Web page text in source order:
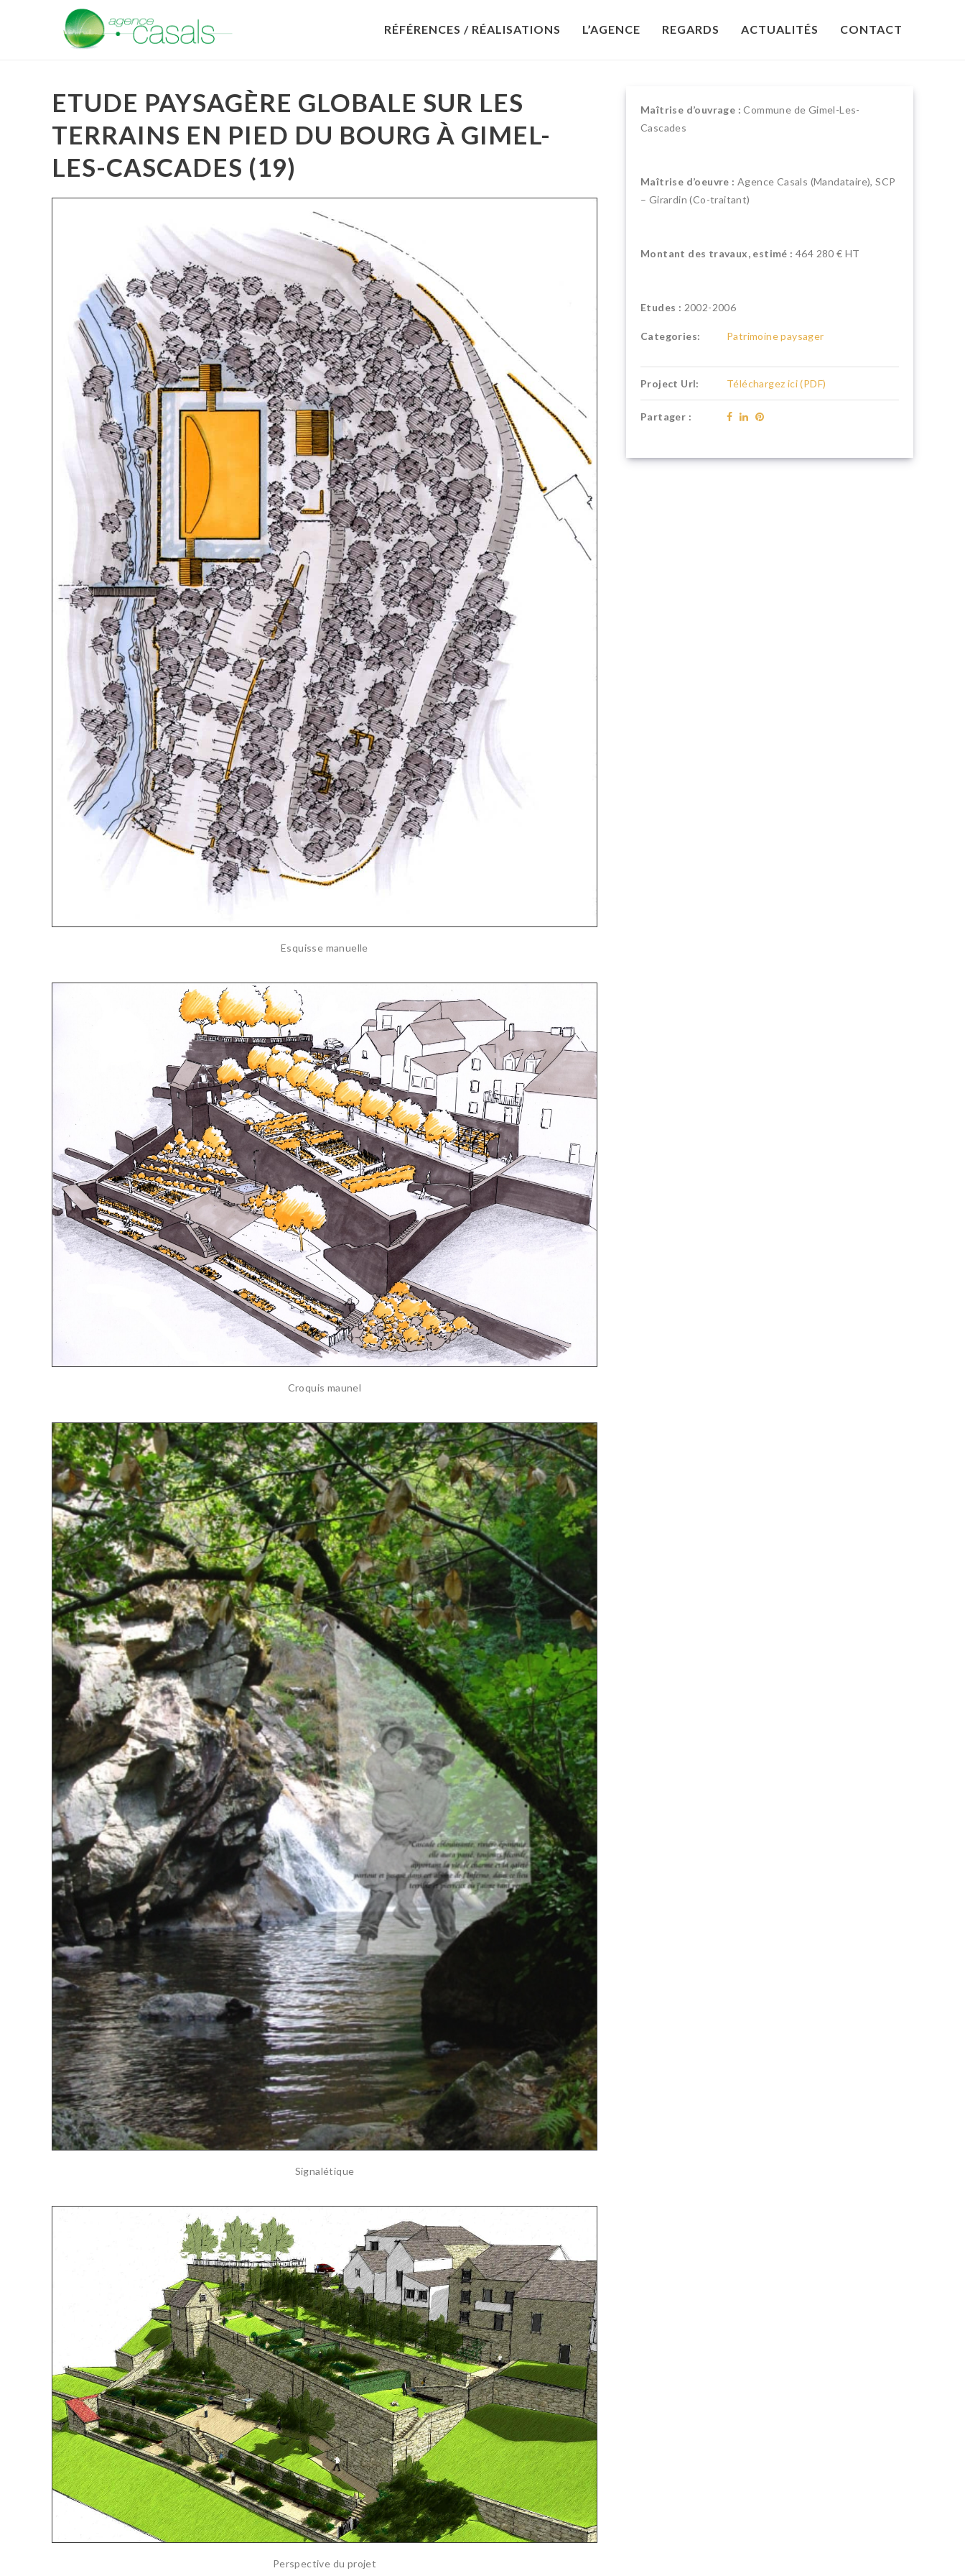
RÉFÉRENCES / RÉALISATIONS L’AGENCE REGARDS ACTUALITÉS CONTACT
ETUDE PAYSAGÈRE GLOBALE SUR LES
TERRAINS EN PIED DU BOURG À GIMEL-
LES-CASCADES (19)
Esquisse manuelle
Croquis maunel
Signalétique
Perspective du projet
Maîtrise d’ouvrage : Commune de Gimel-Les-
Cascades
Maîtrise d’oeuvre : Agence Casals (Mandataire), SCP
– Girardin (Co-traitant)
Montant des travaux, estimé : 464 280 € HT
Etudes : 2002-2006
Categories: Patrimoine paysager
Project Url: Téléchargez ici (PDF)
Partager :